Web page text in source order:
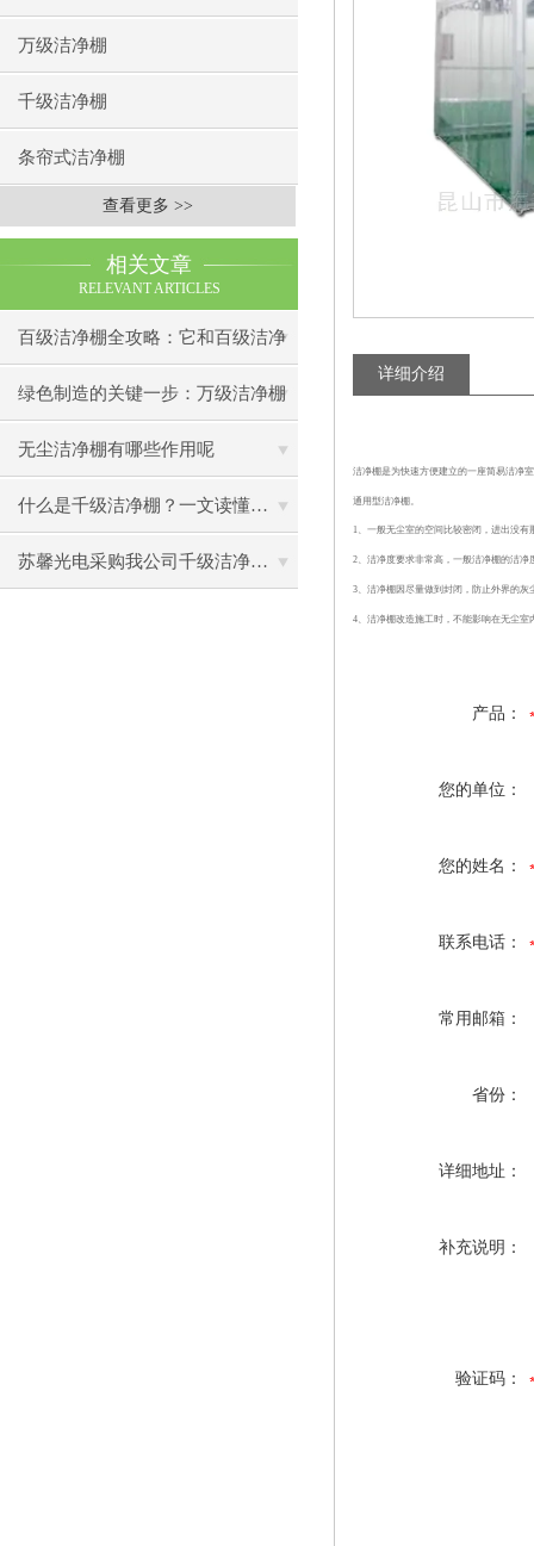
万级洁净棚
千级洁净棚
条帘式洁净棚
查看更多 >>
相关文章
RELEVANT ARTICLES
百级洁净棚全攻略：它和百级洁净
室到底有什么区别？
绿色制造的关键一步：万级洁净棚
助力环保型半导体产业发展
无尘洁净棚有哪些作用呢
什么是千级洁净棚？一文读懂其结构特点与局部净化优势
苏馨光电采购我公司千级洁净棚普通工作台一批（7月07日）已顺利交货
详细介绍
洁净棚是为快速方便建立的一座简易洁净
通用型洁净棚。
1、一般无尘室的空间比较密闭，进出没
2、洁净度要求非常高，一般洁净棚的洁
3、洁净棚因尽量做到封闭，防止外界的
4、洁净棚改造施工时，不能影响在无尘室
产品：
您的单位：
您的姓名：
联系电话：
常用邮箱：
省份：
详细地址：
补充说明：
验证码：